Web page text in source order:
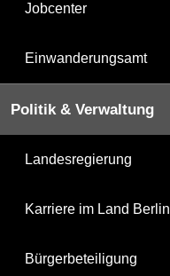
Jobcenter
Einwanderungsamt
Politik & Verwaltung
Landesregierung
Karriere im Land Berlin
Bürgerbeteiligung